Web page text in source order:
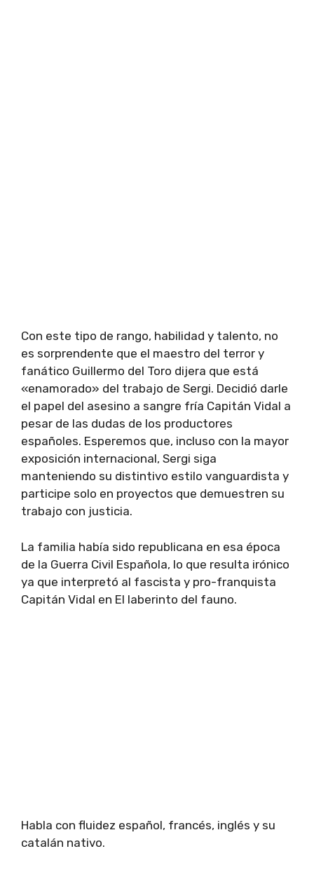
Con este tipo de rango, habilidad y talento, no
es sorprendente que el maestro del terror y
fanático Guillermo del Toro dijera que está
«enamorado» del trabajo de Sergi. Decidió darle
el papel del asesino a sangre fría Capitán Vidal a
pesar de las dudas de los productores
españoles. Esperemos que, incluso con la mayor
exposición internacional, Sergi siga
manteniendo su distintivo estilo vanguardista y
participe solo en proyectos que demuestren su
trabajo con justicia.
La familia había sido republicana en esa época
de la Guerra Civil Española, lo que resulta irónico
ya que interpretó al fascista y pro-franquista
Capitán Vidal en El laberinto del fauno.
Habla con fluidez español, francés, inglés y su
catalán nativo.